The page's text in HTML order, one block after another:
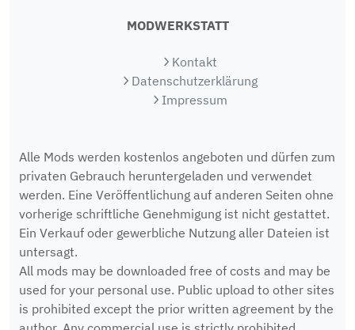
MODWERKSTATT
Kontakt
Datenschutzerklärung
Impressum
Alle Mods werden kostenlos angeboten und dürfen zum
privaten Gebrauch heruntergeladen und verwendet
werden. Eine Veröffentlichung auf anderen Seiten ohne
vorherige schriftliche Genehmigung ist nicht gestattet.
Ein Verkauf oder gewerbliche Nutzung aller Dateien ist
untersagt.
All mods may be downloaded free of costs and may be
used for your personal use. Public upload to other sites
is prohibited except the prior written agreement by the